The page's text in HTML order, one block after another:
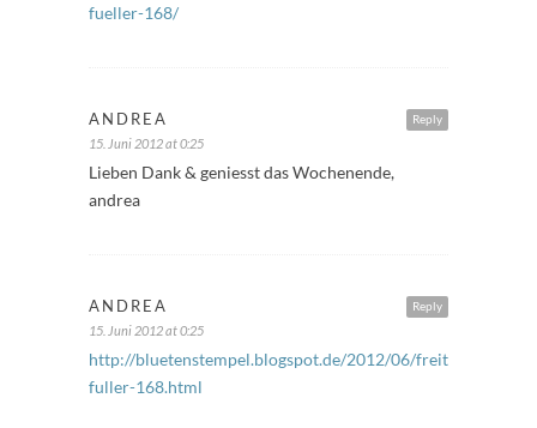
fueller-168/
Reply
ANDREA
15. Juni 2012 at 0:25
Lieben Dank & geniesst das Wochenende,
andrea
Reply
ANDREA
15. Juni 2012 at 0:25
http://bluetenstempel.blogspot.de/2012/06/freitags-
fuller-168.html